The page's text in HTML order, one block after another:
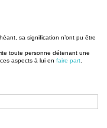
sa signification n’ont pu être
toute personne détenant une
aspects à lui en faire part